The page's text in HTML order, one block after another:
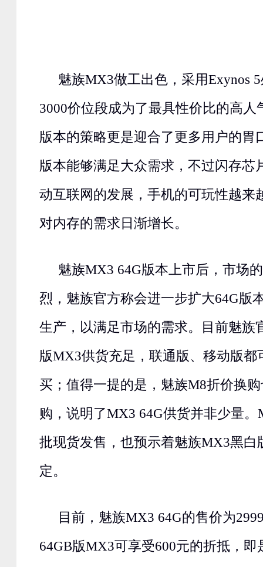
魅族MX3做工出色，采用Exynos
3000价位段成为了最具性价比的高人
版本的策略更是迎合了更多用户的胃
版本能够满足大众需求，不过闪存芯
动互联网的发展，手机的可玩性越来
对内存的需求日渐增长。
魅族MX3 64G版本上市后，市场
烈，魅族官方称会进一步扩大64G版
生产，以满足市场的需求。目前魅族
版MX3供货充足，联通版、移动版都
买；值得一提的是，魅族M8折价换
购，说明了MX3 64G供货并非少量。
批现货发售，也预示着魅族MX3黑白
定。
目前，魅族MX3 64G的售价为
64GB版MX3可享受600元的折抵，即